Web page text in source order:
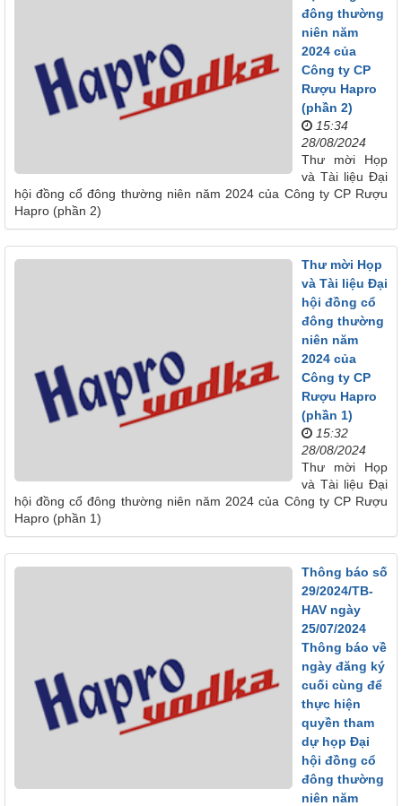
đông thường
niên năm
2024 của
Công ty CP
Rượu Hapro
(phần 2)
15:34
28/08/2024
Thư mời Họp
và Tài liệu Đại
hội đồng cổ đông thường niên năm 2024 của Công ty CP Rượu
Hapro (phần 2)
Thư mời Họp
và Tài liệu Đại
hội đồng cổ
đông thường
niên năm
2024 của
Công ty CP
Rượu Hapro
(phần 1)
15:32
28/08/2024
Thư mời Họp
và Tài liệu Đại
hội đồng cổ đông thường niên năm 2024 của Công ty CP Rượu
Hapro (phần 1)
Thông báo số
29/2024/TB-
HAV ngày
25/07/2024
Thông báo về
ngày đăng ký
cuối cùng để
thực hiện
quyền tham
dự họp Đại
hội đồng cổ
đông thường
niên năm